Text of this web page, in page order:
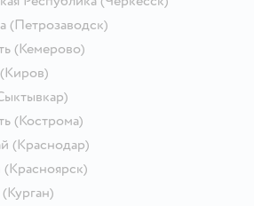
(Петрозаводск)
(Кемерово)
(Киров)
(Кострома)
(Краснодар)
(Красноярск)
(Курган)